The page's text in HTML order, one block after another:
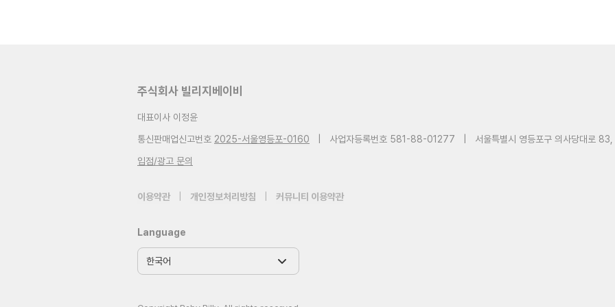
주식회사 빌리지베이비
대표이사 이정윤
통신판매업신고번호 2025-서울영등포-0160 사업자등록번호 581-88-01277
서울특별시 영등포구 의사당대로
입점/광고 문의
이용약관 개인정보처리방침 커뮤니티 이용약관
Language